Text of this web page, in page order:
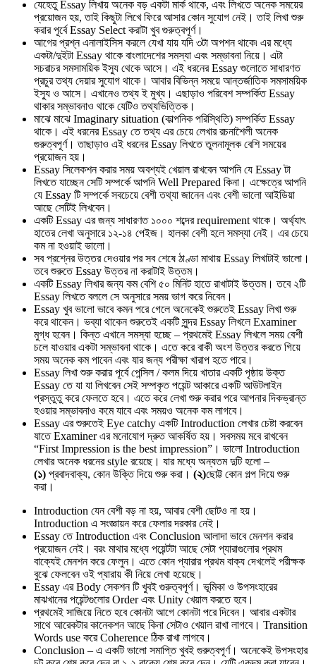
যেহেতু Essay লিখায় অনেক বড় একটা মার্ক থাকে, এবং লিখতে অনেক সময়ের
প্রয়োজন হয়, তাই কিছুটা লিখে ফিরে আসার কোন সুযোগ নেই। তাই লিখা শুরু
করার পূর্বে Essay Select করাটা খুব গুরুত্বপূর্ণ।
আগের প্রশ্ন এনালাইসিস করলে যেখা যায় যদি ৩টা অপশন থাকে৷ এর মধ্যে
একটা/দুইটা Essay থাকে বাংলাদেশের সমস্যা এবং সম্ভাবনা নিয়ে। এটা
সচরাচর সমসাময়িক ইস্যু থেকে আসে। এই ধরনের Essay গুলোতে সাধারণত
প্রচুর তথ্য দেয়ার সুযোগ থাকে। আবার বিভিন্ন সময়ে আন্তর্জাতিক সমসাময়িক
ইস্যু ও আসে। এখানেও তথ্য ই মুখ্য। এছাড়াও পরিবেশ সম্পর্কিত Essay
থাকার সম্ভাবনাও থাকে যেটিও তথ্যভিত্তিক।
মাঝে মাঝে Imaginary situation (কাল্পনিক পরিস্থিতি) সম্পর্কিত Essay
থাকে। এই ধরনের Essay তে তথ্য এর চেয়ে লেখার রচনাশৈলী অনেক
গুরুত্বপূর্ণ। তাছাড়াও এই ধরনের Essay লিখতে তুলনামূলক বেশি সময়ের
প্রয়োজন হয়।
Essay সিলেকশন করার সময় অবশ্যই খেয়াল রাখবেন আপনি যে Essay টা
লিখতে যাচ্ছেন সেটি সম্পর্কে আপনি Well Prepared কিনা। এক্ষেত্রে আপনি
যে Essay টি সম্পর্কে সবচেয়ে বেশী তথ্যা জানেন এবং বেশী ভালো আইডিয়া
আছে সেটিই লিখবেন।
একটি Essay এর জন্য সাধারণত ১০০০ শব্দের requirement থাকে। অর্থ্যাৎ
হাতের লেখা অনুসারে ১২-১৪ পেইজ। হালকা বেশী হলে সমস্যা নেই। এর চেয়ে
কম না হওয়াই ভালো।
সব প্রশ্নের উত্তর দেওয়ার পর সব শেষে ঠাণ্ডা মাথায় Essay লিখাটাই ভালো।
তবে শুরুতে Essay উত্তর না করাটাই উত্তম।
একটি Essay লিখার জন্য কম বেশি ৫০ মিনিট হাতে রাখাটাই উত্তম। তবে ২টি
Essay লিখতে বললে সে অনুসারে সময় ভাগ করে নিবেন।
Essay খুব ভালো ভাবে কমন পরে গেলে অনেকেই শুরুতেই Essay লিখা শুরু
করে থাকেন। ভব্যা থাকেন শুরুতেই একটি সুন্দর Essay লিখলে Examiner
মুগ্ধ হবেন। কিন্ত এখানে সমস্যা হচ্ছে – প্রথমেই Essay লিখলে সময় বেশী
চলে যাওয়ার একটা সম্ভাবনা থাকে। এতে করে বাকী অংশ উত্তর করতে গিয়ে
সময় অনেক কম পাবেন এবং যার জন্য পরীক্ষা খারাপ হতে পারে।
Essay লিখা শুরু করার পূর্বে পেন্সিল / কলম দিয়ে খাতার একটি পৃষ্ঠায় উক্ত
Essay তে যা যা লিখবেন সেই সম্পকৃত পয়েন্ট আকারে একটি আউটলাইন
প্রস্তুতু করে ফেলতে হবে। এতে করে লেখা শুরু করার পরে আপনার দিকভ্রান্ত
হওয়ার সম্ভাবনাও কমে যাবে এবং সময়ও অনেক কম লাগবে।
Essay এর শুরুতেই Eye catchy একটি Introduction লেখার চেষ্টা করবেন
যাতে Examiner এর মনোযোগ দ্রুত আকর্ষিত হয়। সবসময় মবে রাখবেন
“First Impression is the best impression”। ভালো Introduction
লেখার অনেক ধরনের style রয়েছে। যার মধ্যে অন্যতম দুটি হলো –
(১) প্রবাদবাক্য, কোন উক্তি দিয়ে শুরু করা। (২)ছোট্ট কোন গল্প দিয়ে শুরু
করা।
Introduction যেন বেশী বড় না হয়, আবার বেশী ছোটও না হয়।
Introduction এ সংজ্ঞায়ন করে ফেলার দরকার নেই।
Essay তে Introduction এবং Conclusion আলাদা ভাবে মেনশন করার
প্রয়োজন নেই। বরং মাথার মধ্যে পয়েন্টটা আছে সেটা প্যারাগুলোর প্রথম
বাক্যেই মেনশন করে ফেলুন। এতে কোন প্যারার প্রথম বাক্য দেখলেই পরীক্ষক
বুঝে ফেলবেন ওই প্যারায় কী নিয়ে লেখা হয়েছে।
Essay এর Body সেকশন টি খুবই গুরুত্বপূর্ণ। ভূমিকা ও উপসংহারের
মাঝখানের পয়েন্টগুলোর Order এবং Unity খেয়াল করতে হবে।
প্রথমেই সাজিয়ে নিতে হবে কোনটা আগে কোনটা পরে দিবেন। আবার একটার
সাথে আরেকটার কানেকশন আছে কিনা সেটাও খেয়াল রাখা লাগবে। Transition
Words use করে Coherence ঠিক রাখা লাগবে।
Conclusion – এ একটি ভালো সমাপ্তি খুবই গুরুত্বপূর্ণ। অনেকেই উপসংহার